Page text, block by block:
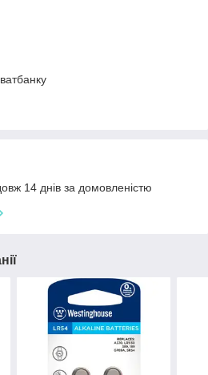
14 днів за домовленістю